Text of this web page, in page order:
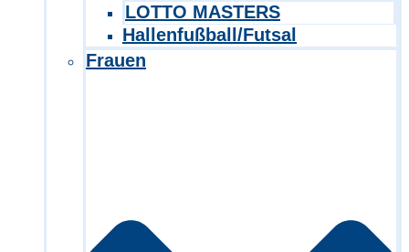
LOTTO MASTERS
Hallenfußball/Futsal
Frauen